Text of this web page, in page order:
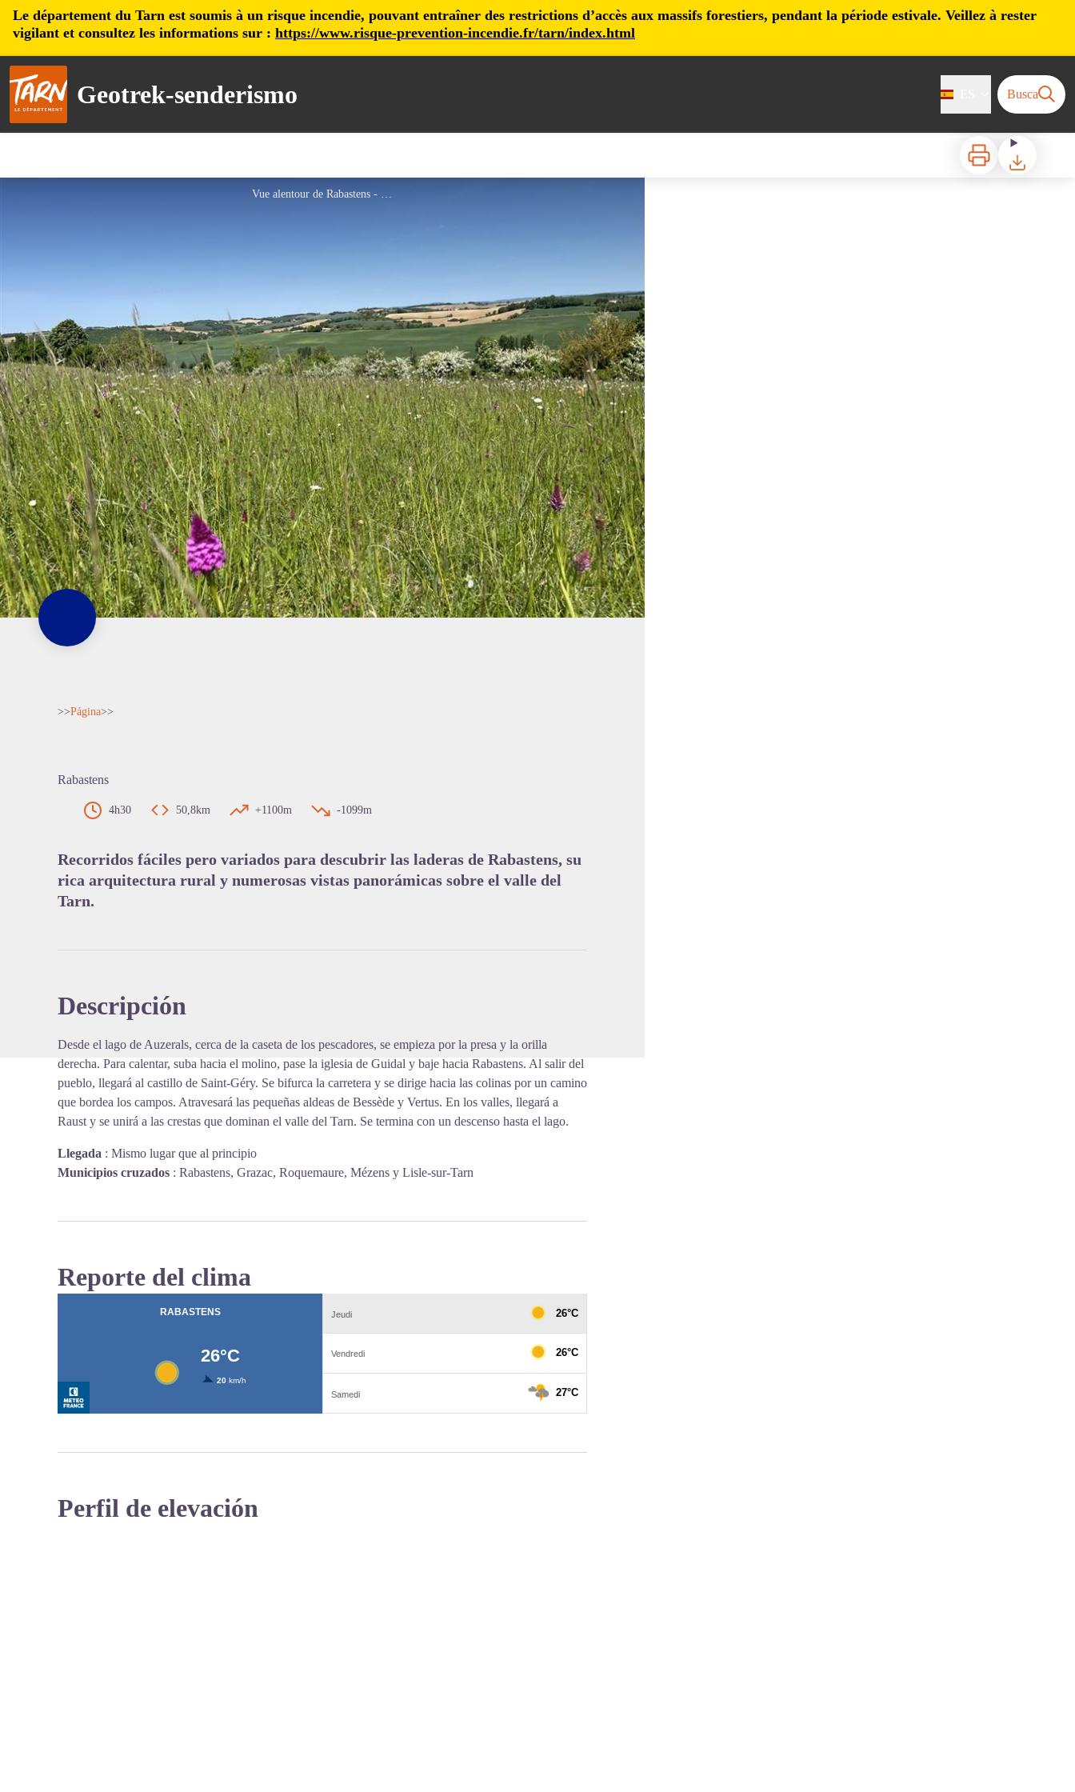
Le département du Tarn est soumis à un risque incendie, pouvant entraîner des restrictions d’accès aux massifs forestiers, pendant la période estivale. Veillez à rester
vigilant et consultez les informations sur : https://www.risque-prevention-incendie.fr/tarn/index.html
Geotrek-senderismo Busca
Imprimir Bajar
Vue alentour de Rabastens - BP
>>Página>>
Rabastens
4h30 50,8km +1100m -1099m
Recorridos fáciles pero variados para descubrir las laderas de Rabastens, su
rica arquitectura rural y numerosas vistas panorámicas sobre el valle del
Tarn.
Descripción
Desde el lago de Auzerals, cerca de la caseta de los pescadores, se empieza por la presa y la orilla
derecha. Para calentar, suba hacia el molino, pase la iglesia de Guidal y baje hacia Rabastens. Al salir del
pueblo, llegará al castillo de Saint-Géry. Se bifurca la carretera y se dirige hacia las colinas por un camino
que bordea los campos. Atravesará las pequeñas aldeas de Bessède y Vertus. En los valles, llegará a
Raust y se unirá a las crestas que dominan el valle del Tarn. Se termina con un descenso hasta el lago.
Llegada : Mismo lugar que al principio
Municipios cruzados : Rabastens, Grazac, Roquemaure, Mézens y Lisle-sur-Tarn
Reporte del clima
Perfil de elevación